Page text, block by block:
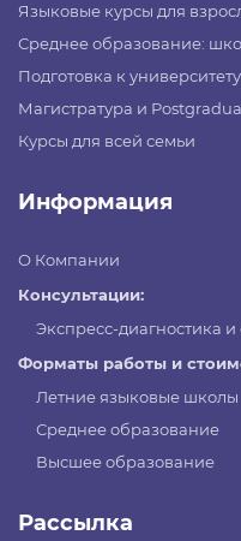
Языковые курсы для
Среднее образование:
Подготовка к
Магистратура и
Курсы для всей семьи
Информация
О Компании
Консультации:
Экспресс-диагностика и
Форматы работы и
Летние языковые школы
Среднее образование
Высшее образование
Рассылка